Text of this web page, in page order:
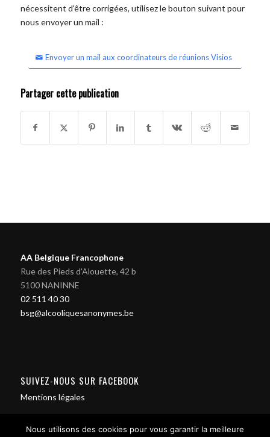
nécessitent d'être corrigées, utilisez le bouton suivant pour
nous envoyer un mail :
Envoyer un mail aux coordinateurs de réunions Visios
Partager cette publication
AA Belgique Francophone
Rue des Pieds d'Alouette, 42 b
5100 NANINNE
02 511 40 30
bsg@alcooliquesanonymes.be
SUIVEZ-NOUS SUR FACEBOOK
Mentions légales
Nous utilisons des cookies pour vous garantir la meilleure